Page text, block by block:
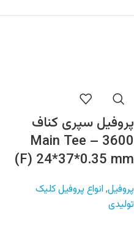
پروفیل سپری کناف
3600 – Main Tee
(F) 24*37*0.35 mm
پروفیل, انواع پروفیل کلیک
تولیدی